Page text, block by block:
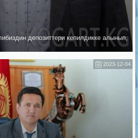
депозиттери кепилдикке алынып,
2023-12-04